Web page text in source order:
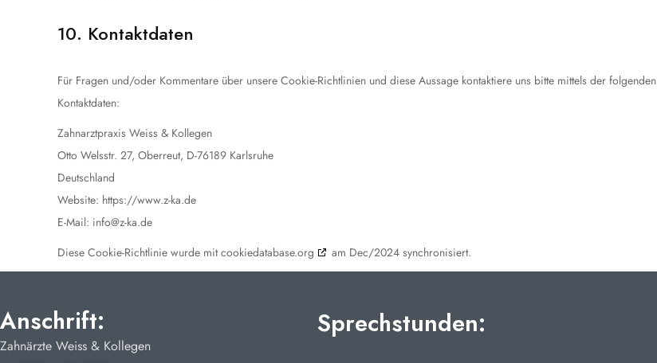
10. Kontaktdaten
Für Fragen und/oder Kommentare über unsere Cookie-Richtlinien und diese Aussage kontaktiere uns bitte mittels der folgenden
Kontaktdaten:
Zahnarztpraxis Weiss & Kollegen
Otto Welsstr. 27, Oberreut, D-76189 Karlsruhe
Deutschland
Website: https://www.z-ka.de
E-Mail: info@z-ka.de
Diese Cookie-Richtlinie wurde mitcookiedatabase.org am Dec/2024 synchronisiert.
Anschrift:
Zahnärzte Weiss & Kollegen
Sprechstunden: